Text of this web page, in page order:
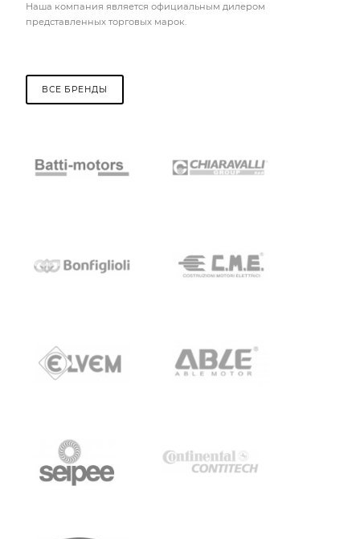
Наша компания является официальным дилером
представленных торговых марок.
ВСЕ БРЕНДЫ